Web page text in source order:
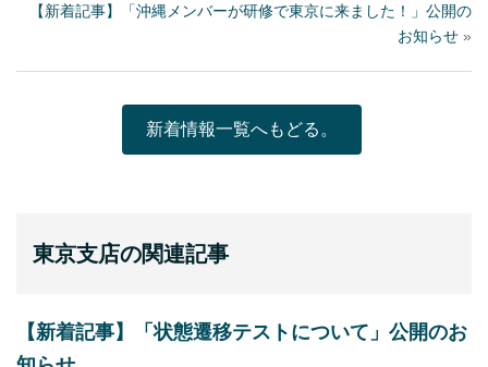
【新着記事】「沖縄メンバーが研修で東京に来ました！」公開の
お知らせ »
新着情報一覧へもどる。
東京支店の関連記事
【新着記事】「状態遷移テストについて」公開のお